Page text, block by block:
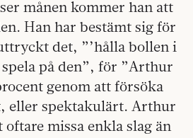
månen kommer han att
Han har bestämt sig för
det, ”’hålla bollen i
spela på den”, för ”Arthur
genom att försöka
eller spektakulärt. Arthur
missa enkla slag än